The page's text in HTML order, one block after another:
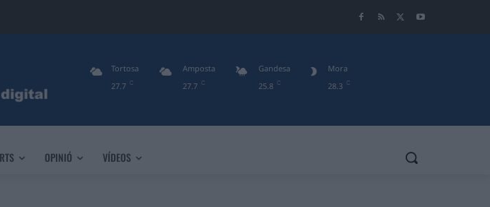
27.7 C
Tortosa
27.7 C
Amposta
25.8 C
Gandesa
28.3 C
Mora
OPINIÓ VÍDEOS